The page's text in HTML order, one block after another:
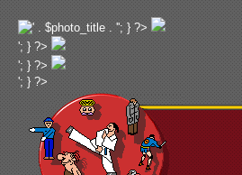
'; } ?>
'; } ?>
'; } ?>
'; } ?>